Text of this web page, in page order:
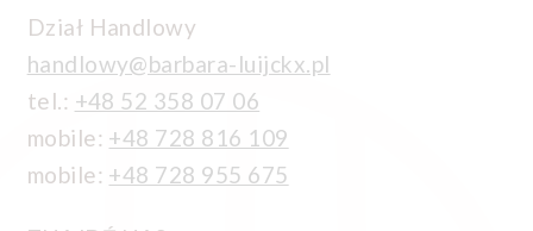
Dział Handlowy
handlowy@barbara-luijckx.pl
tel.: +48 52 358 07 06
mobile: +48 728 816 109
mobile: +48 728 955 675